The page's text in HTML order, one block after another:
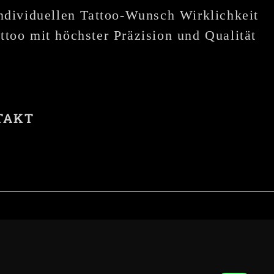
Tattoo-Wunsch Wirklichkeit
mit höchster Präzision und Qualität